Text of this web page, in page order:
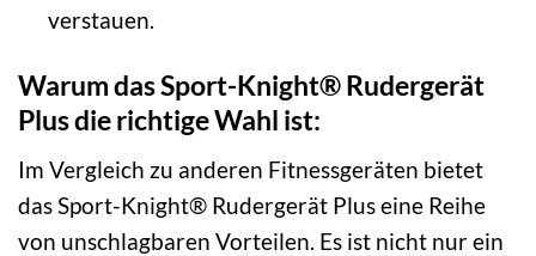
verstauen.
Warum das Sport-Knight® Rudergerät
Plus die richtige Wahl ist:
Im Vergleich zu anderen Fitnessgeräten bietet
das Sport-Knight® Rudergerät Plus eine Reihe
von unschlagbaren Vorteilen. Es ist nicht nur ein